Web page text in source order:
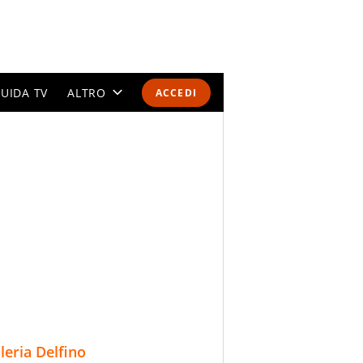
ACCEDI
TV ALTRO
Delfino